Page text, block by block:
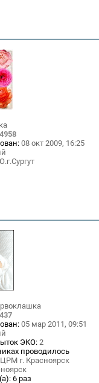
4958
08 окт 2009, 16:25
437
05 мар 2011, 09:51
ЭКО: 2
проводилось
г. Красноярск
6 раз